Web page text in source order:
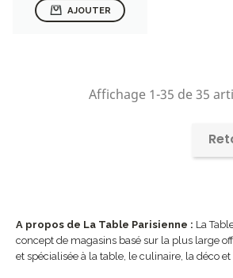
AJOUTER
Affichage 1-35 de 35
A propos de La Table Parisienne : La
concept de magasins basé sur la plus large
et spécialisée à la table, le culinaire, la déco